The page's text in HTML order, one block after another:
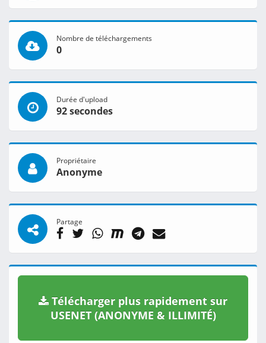
Nombre de téléchargements
0
Durée d'upload
92 secondes
Propriétaire
Anonyme
Partage
Télécharger plus rapidement sur
USENET (ANONYME & ILLIMITÉ)